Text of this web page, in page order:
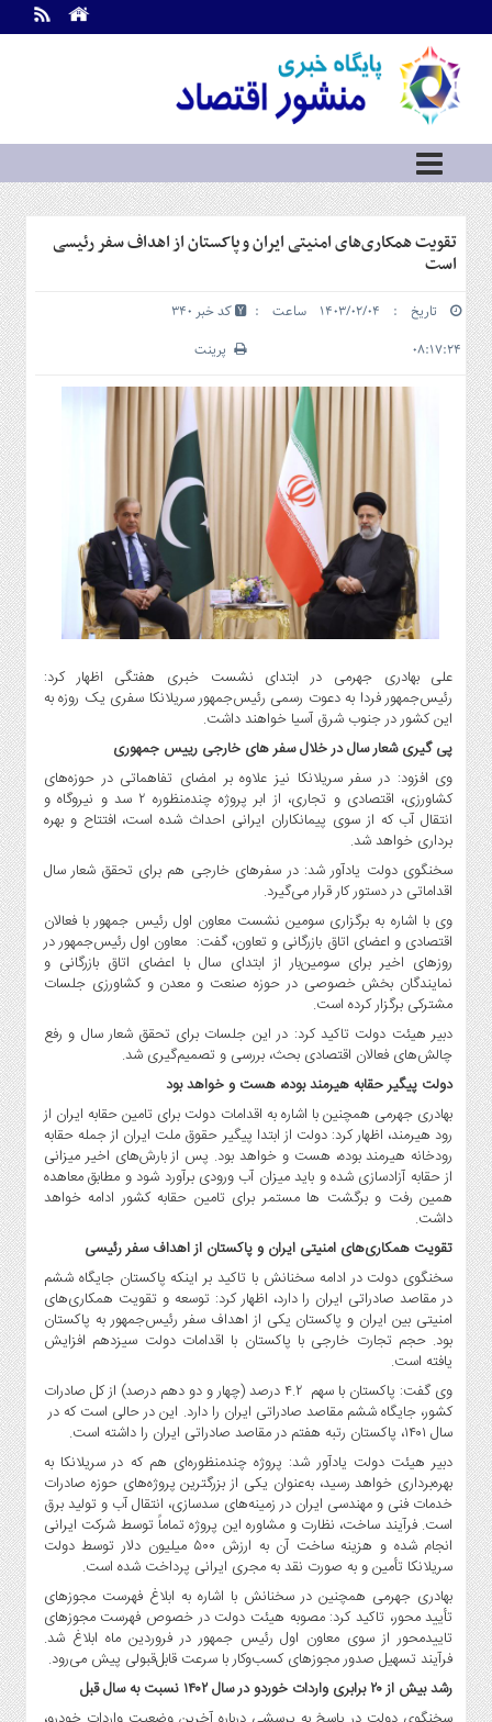
اطلاعات
تماس
ما
درباره
ما
سرویس
ها
خانه
سرمایه
و
بورس
و
شهری
گاز
و
پتروشیمی
و
خودرو
آپ
و
فن
آوری
بانک
،
بیمه
و
ارز
دیجیتال
کشاورزی
و
صنایع
غذایی
سیاسی
و
بین
الملل
نگاه
روز
گوناگون
تقویت همکاری‌های امنیتی ایران و پاکستان از اهداف سفر رئیسی
است
تاریخ : ۱۴۰۳/۰۲/۰۴ ساعت :
۰۸:۱۷:۲۴
کد خبر 340
پرینت
علی بهادری جهرمی در ابتدای نشست خبری هفتگی اظهار کرد:
رئیس‌جمهور فردا به دعوت رسمی رئیس‌جمهور سریلانکا سفری یک روزه به
این کشور در جنوب شرق آسیا خواهند داشت.
پی گیری شعار سال در خلال سفر های خارجی رییس جمهوری
وی افزود: در سفر سریلانکا نیز علاوه بر امضای تفاهماتی در حوزه‌های
کشاورزی، اقتصادی و تجاری، از ابر پروژه چندمنظوره ۲ سد و نیروگاه و
انتقال آب که از سوی پیمانکاران ایرانی احداث شده است، افتتاح و بهره
برداری خواهد شد.
سخنگوی دولت یادآور شد: در سفرهای خارجی هم برای تحقق شعار سال
اقداماتی در دستور کار قرار می‌گیرد.
وی با اشاره به برگزاری سومین نشست معاون اول رئیس جمهور با فعالان
اقتصادی و اعضای اتاق بازرگانی و تعاون، گفت: معاون اول رئیس‌جمهور در
روزهای اخیر برای سومین‌بار از ابتدای سال با اعضای اتاق بازرگانی و
نمایندگان بخش خصوصی در حوزه صنعت و معدن و کشاورزی جلسات
مشترکی برگزار کرده است.
دبیر هیئت دولت تاکید کرد: در این جلسات برای تحقق شعار سال و رفع
چالش‌های فعالان اقتصادی بحث،‌ بررسی و تصمیم‌گیری شد.
دولت پیگیر حقابه هیرمند بوده، هست و خواهد بود
بهادری جهرمی همچنین با اشاره به اقدامات دولت برای تامین حقابه ایران از
رود هیرمند، اظهار کرد: دولت از ابتدا پیگیر حقوق ملت ایران از جمله حقابه
رودخانه هیرمند بوده، هست و خواهد بود. پس از بارش‌های اخیر میزانی
از حقابه آزادسازی شده و باید میزان آب ورودی برآورد شود و مطابق معاهده
همین رفت و برگشت ها مستمر برای تامین حقابه کشور ادامه خواهد
داشت.
تقویت همکاری‌های امنیتی ایران و پاکستان از اهداف سفر رئیسی
سخنگوی دولت در ادامه سخنانش با تاکید بر اینکه پاکستان جایگاه ششم
در مقاصد صادراتی ایران را دارد، اظهار کرد: توسعه و تقویت همکاری‌های
امنیتی بین ایران و پاکستان یکی از اهداف سفر رئیس‌جمهور به پاکستان
بود. حجم تجارت خارجی با پاکستان با اقدامات دولت سیزدهم افزایش
یافته است.
وی گفت: پاکستان با سهم ۴.۲ درصد (چهار و دو دهم درصد) از کل صادرات
کشور، جایگاه ششم مقاصد صادراتی ایران را دارد. این در حالی است که در
سال ۱۴۰۱، پاکستان رتبه هفتم در مقاصد صادراتی ایران را داشته است.
دبیر هیئت دولت یادآور شد: پروژه چندمنظوره‌ای هم که در سریلانکا به
بهره‌برداری خواهد رسید، به‌عنوان یکی از بزرگترین پروژه‌های حوزه صادرات
خدمات فنی و مهندسی ایران در زمینه‌های سدسازی، انتقال آب و تولید برق
است. فرآیند ساخت، نظارت و مشاوره این پروژه تماماً توسط شرکت ایرانی
انجام شده و هزینه ساخت آن به ارزش ۵۰۰ میلیون دلار توسط دولت
سریلانکا تأمین و به صورت نقد به مجری ایرانی پرداخت شده است.
بهادری جهرمی همچنین در سخنانش با اشاره به ابلاغ فهرست مجوزهای
تأیید محور، تاکید کرد: مصوبه هیئت دولت در خصوص فهرست مجوزهای
تاییدمحور از سوی معاون اول رئیس جمهور در فروردین ماه ابلاغ شد.
فرآیند تسهیل صدور مجوزهای کسب‌وکار با سرعت قابل‌قبولی پیش می‌رود.
رشد بیش از ۲۰ برابری واردات خوردو در سال ۱۴۰۲ نسبت به سال قبل